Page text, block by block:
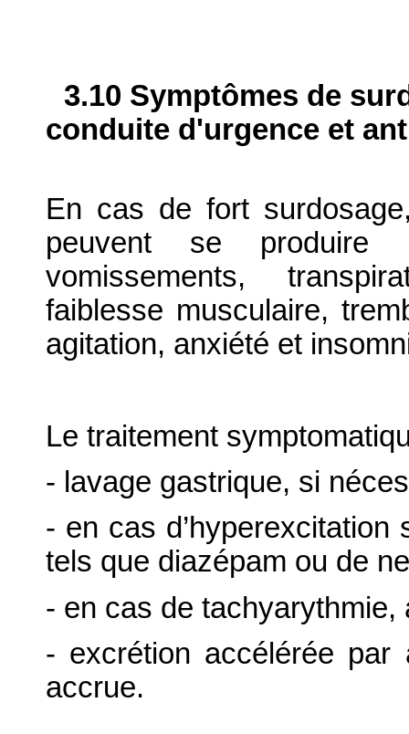
3.10 Symptômes de
conduite d'urgence et
En cas de fort
peuvent se produire :
vomissements,
faiblesse musculaire,
agitation, anxiété et
Le traitement
- lavage gastrique, si
- en cas
tels que diazépam ou de
- en cas de
- excrétion accélérée par
accrue.